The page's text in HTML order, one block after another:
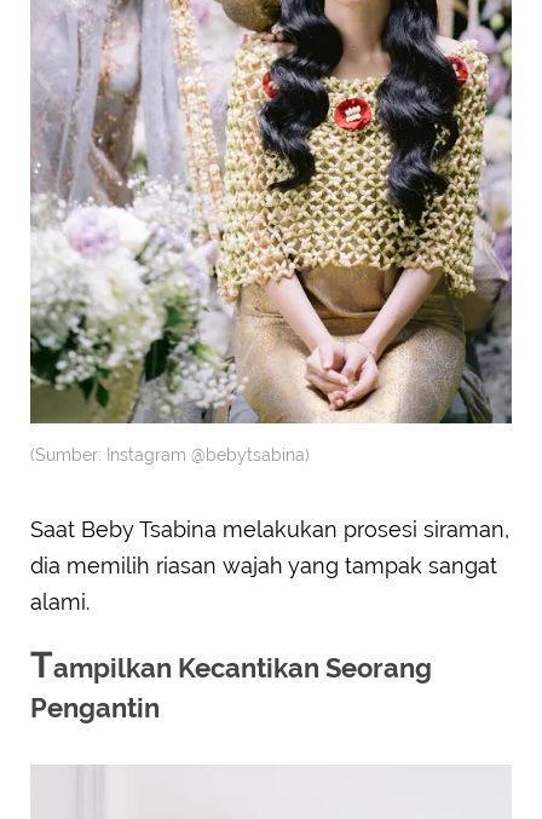
(Sumber: Instagram @bebytsabina)
Saat Beby Tsabina melakukan prosesi siraman,
dia memilih riasan wajah yang tampak sangat
alami.
Tampilkan Kecantikan Seorang
Pengantin